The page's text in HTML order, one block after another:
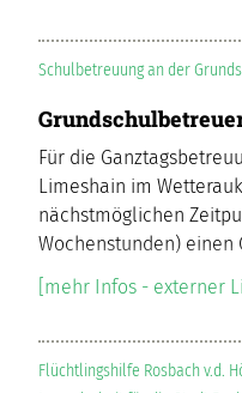
Schulbetreuung an der
Für die
Limeshain im
nächstmöglichen
Wochenstunden)
[mehr Infos - externer
Flüchtlingshilfe Rosbach v.d.